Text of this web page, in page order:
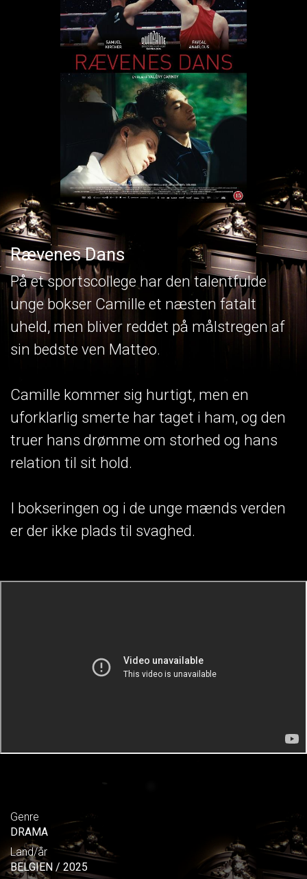
Rævenes Dans
På et sportscollege har den talentfulde
unge bokser Camille et næsten fatalt
uheld, men bliver reddet på målstregen af
sin bedste ven Matteo.
Camille kommer sig hurtigt, men en
uforklarlig smerte har taget i ham, og den
truer hans drømme om storhed og hans
relation til sit hold.
I bokseringen og i de unge mænds verden
er der ikke plads til svaghed.
Genre
DRAMA
Land/år
BELGIEN / 2025